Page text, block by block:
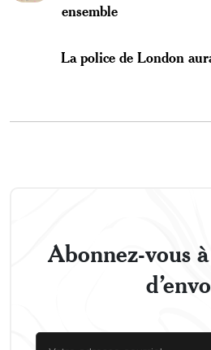
ensemble
La police de London
Abonnez-vous